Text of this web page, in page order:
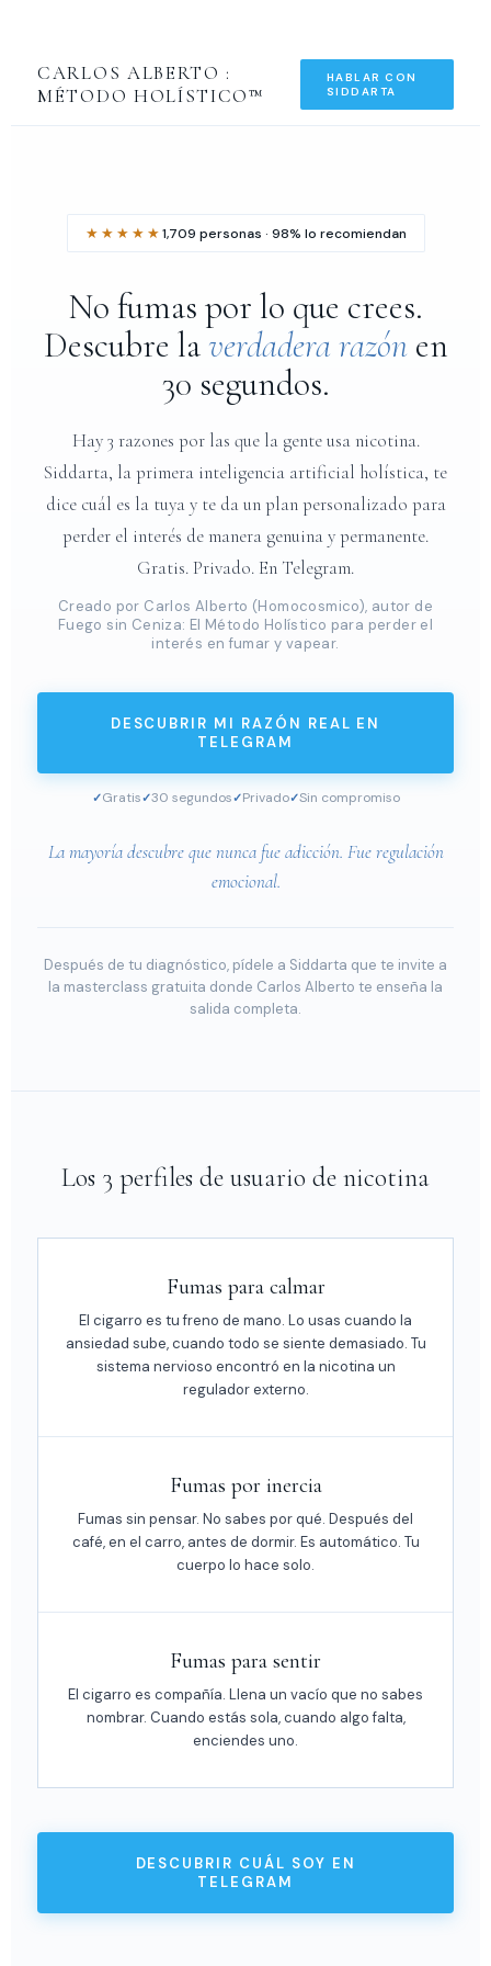
CARLOS ALBERTO :
MÉTODO HOLÍSTICO™
HABLAR CON
SIDDARTA
★★★★★1,709 personas · 98% lo recomiendan
No fumas por lo que crees.
Descubre la verdadera razónen
30 segundos.
Hay 3 razones por las que la gente usa nicotina.
Siddarta, la primera inteligencia artificial holística, te
dice cuál es la tuya y te da un plan personalizado para
perder el interés de manera genuina y permanente.
Gratis. Privado. En Telegram.
Creado por Carlos Alberto (Homocosmico), autor de
Fuego sin Ceniza: El Método Holístico para perder el
interés en fumar y vapear.
DESCUBRIR MI RAZÓN REAL EN
TELEGRAM
Gratis 30 segundos Privado Sin compromiso
La mayoría descubre que nunca fue adicción. Fue regulación
emocional.
Después de tu diagnóstico, pídele a Siddarta que te invite a
la masterclass gratuita donde Carlos Alberto te enseña la
salida completa.
Los 3 perfiles de usuario de nicotina
Fumas para calmar
El cigarro es tu freno de mano. Lo usas cuando la
ansiedad sube, cuando todo se siente demasiado. Tu
sistema nervioso encontró en la nicotina un
regulador externo.
Fumas por inercia
Fumas sin pensar. No sabes por qué. Después del
café, en el carro, antes de dormir. Es automático. Tu
cuerpo lo hace solo.
Fumas para sentir
El cigarro es compañía. Llena un vacío que no sabes
nombrar. Cuando estás sola, cuando algo falta,
enciendes uno.
DESCUBRIR CUÁL SOY EN
TELEGRAM